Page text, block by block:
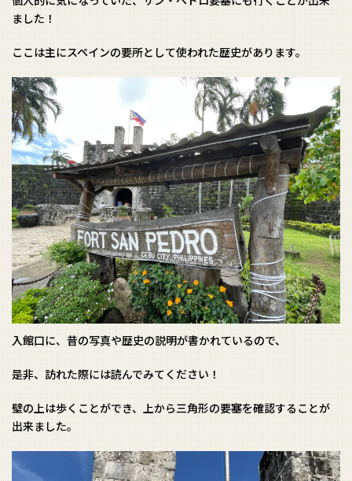
ました！
ここは主にスペインの要所として使われた歴史があります。
入館口に、昔の写真や歴史の説明が書かれているので、
是非、訪れた際には読んでみてください！
壁の上は歩くことができ、上から三角形の要塞を確認することが
出来ました。